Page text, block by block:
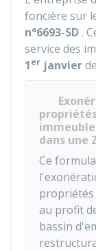
foncière sur
n°6693-SD .
service des
1er janvier
dans une
Ce
propriétés
au profit
bassin